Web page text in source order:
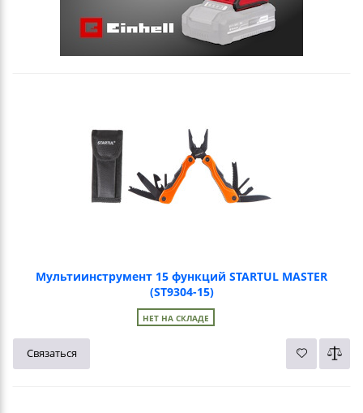
Мультиинструмент 15 функций STARTUL MASTER
(ST9304-15)
НЕТ НА СКЛАДЕ
Связаться